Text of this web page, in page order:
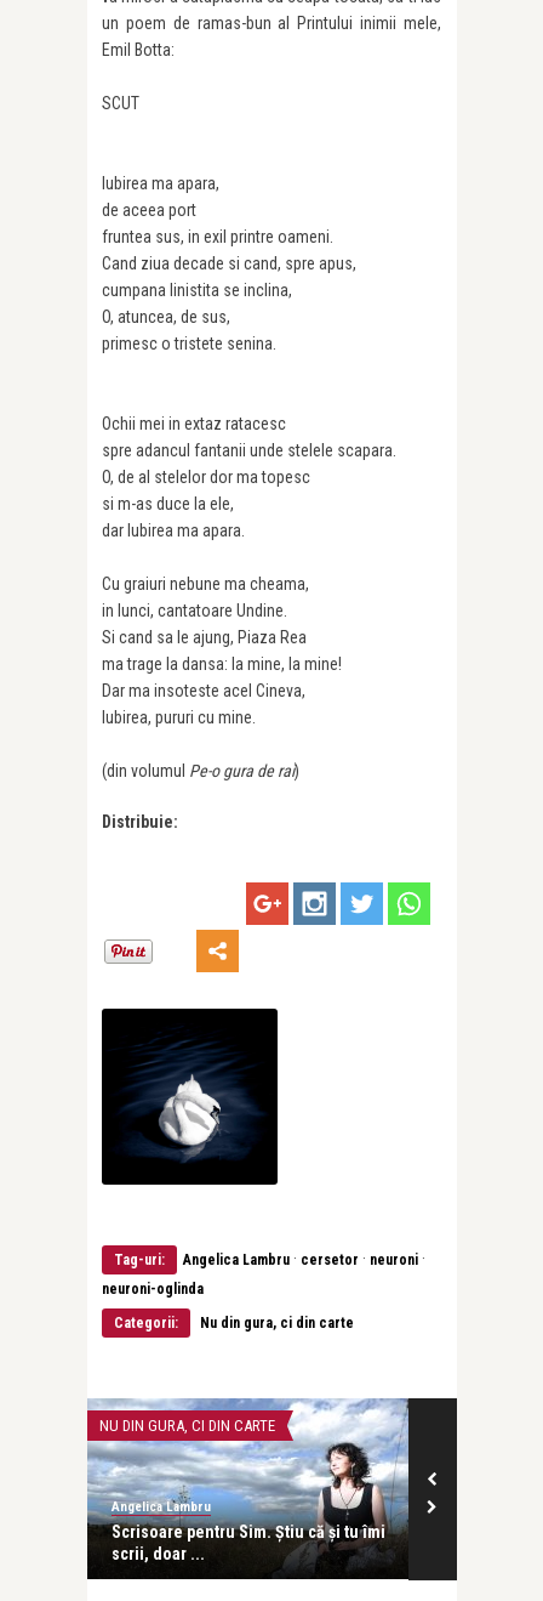
un poem de ramas-bun al Printului inimii mele,
Emil Botta:
SCUT
Iubirea ma apara,
de aceea port
fruntea sus, in exil printre oameni.
Cand ziua decade si cand, spre apus,
cumpana linistita se inclina,
O, atuncea, de sus,
primesc o tristete senina.
Ochii mei in extaz ratacesc
spre adancul fantanii unde stelele scapara.
O, de al stelelor dor ma topesc
si m-as duce la ele,
dar Iubirea ma apara.
Cu graiuri nebune ma cheama,
in lunci, cantatoare Undine.
Si cand sa le ajung, Piaza Rea
ma trage la dansa: la mine, la mine!
Dar ma insoteste acel Cineva,
Iubirea, pururi cu mine.
(din volumul Pe-o gura de rai)
Distribuie:
Tag-uri: Angelica Lambru · cersetor · neuroni ·
neuroni-oglinda
Categorii:
Nu din gura, ci din carte
NU DIN GURA, CI DIN CARTE
Angelica Lambru
Scrisoare pentru Sim. Ştiu că şi tu îmi
scrii, doar ...